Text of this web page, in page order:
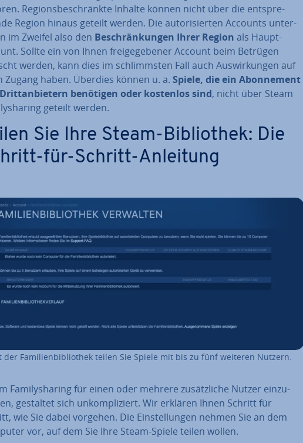
Re­gi­ons­be­schränk­te Inhalte können nicht über die ent­spre­
Region hinaus geteilt werden. Die au­to­ri­sier­ten Accounts un­ter­
im Zweifel also den Be­schrän­kun­gen Ihrer Region als Haupt-
Sollte ein von Ihnen frei­ge­ge­be­ner Account beim Betrügen
werden, kann dies im schlimms­ten Fall auch Aus­wir­kun­gen auf
Zugang haben. Überdies können u. a. Spiele, die ein Abon­ne­ment
benötigen oder kostenlos sind, nicht über Steam
geteilt werden.
Sie Ihre Steam-Bi­blio­thek: Die
für-Schritt-Anleitung
der Fa­mi­li­en­bi­blio­thek teilen Sie Spiele mit bis zu fünf weiteren Nutzern.
Fa­mi­lys­ha­ring für einen oder mehrere zu­sätz­li­che Nutzer ein­zu­
gestaltet sich un­kom­pli­ziert. Wir erklären Ihnen Schritt für
wie Sie dabei vorgehen. Die Ein­stel­lun­gen nehmen Sie an dem
vor, auf dem Sie Ihre Steam-Spiele teilen wollen.